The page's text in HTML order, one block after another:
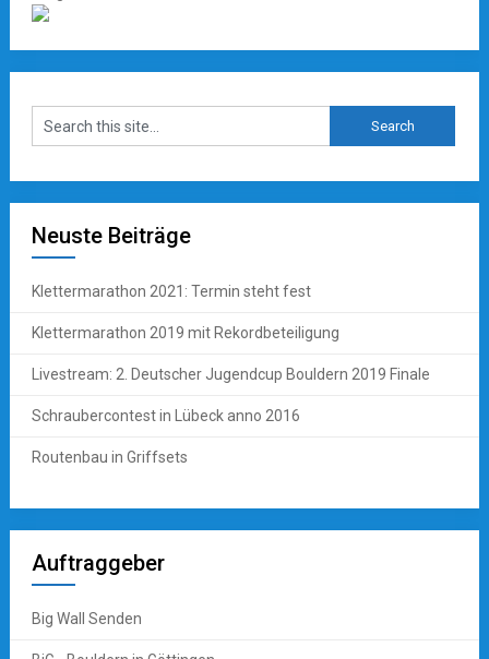
Neuste Beiträge
Klettermarathon 2021: Termin steht fest
Klettermarathon 2019 mit Rekordbeteiligung
Livestream: 2. Deutscher Jugendcup Bouldern 2019 Finale
Schraubercontest in Lübeck anno 2016
Routenbau in Griffsets
Auftraggeber
Big Wall Senden